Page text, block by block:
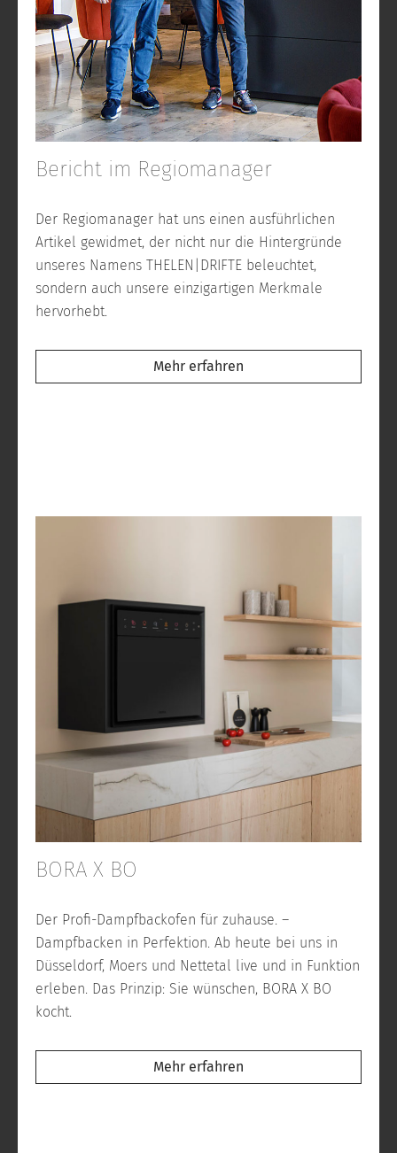
Bericht im Regiomanager
Der Regiomanager hat uns einen ausführlichen
Artikel gewidmet, der nicht nur die Hintergründe
unseres Namens THELEN|DRIFTE beleuchtet,
sondern auch unsere einzigartigen Merkmale
hervorhebt.
Mehr erfahren
BORA X BO
Der Profi-Dampfbackofen für zuhause. –
Dampfbacken in Perfektion. Ab heute bei uns in
Düsseldorf, Moers und Nettetal live und in Funktion
erleben. Das Prinzip: Sie wünschen, BORA X BO
kocht.
Mehr erfahren